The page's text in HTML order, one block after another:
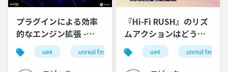
プラグインによる効率
的なエンジン拡張 -
stelllaで実現するメタ
バース開発【UNREAL
ue4 unreal fest ue5 ue-c++
『Hi-Fi RUSH』のリズ
ムアクションはどうや
って生まれたのか！？
【UNREAL FEST 2023
ue4 unreal fest